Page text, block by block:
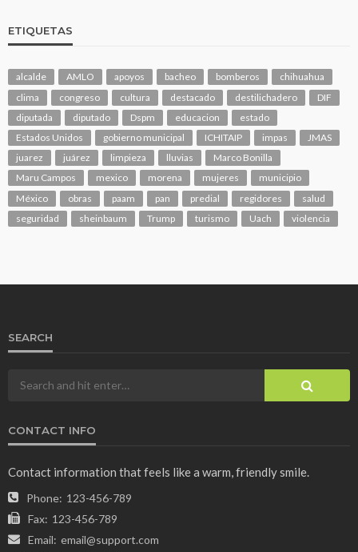
ETIQUETAS
alcalde AMLO apoyos bacheo bomberos
chihuahua
clima
congreso cultura destacado destilichadero
DIF
diputada
diputado Dspm educacion
estado
Estados Unidos
gobierno municipal ICHITAIP impas
JMAS
juarez
juárez limpieza lluvias
Marco Bonilla
Maru Campos
mexico morena mujeres
municipio
México
obras paam pan predial regidores
salud
seguridad
sheinbaum Trump turismo Uach violencia
SEARCH
CONTACT INFO
Contact information that feels like a warm, friendly smile.
Phone: 123-456-789
Fax: 123-456-789
Email: email@support.com